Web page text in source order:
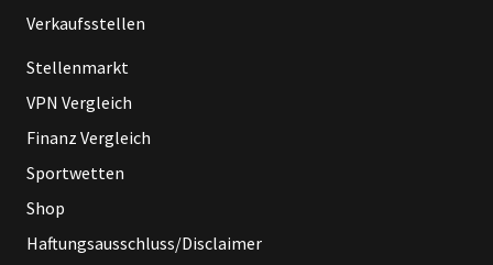
Verkaufsstellen
Stellenmarkt
VPN Vergleich
Finanz Vergleich
Sportwetten
Shop
Haftungsausschluss/Disclaimer